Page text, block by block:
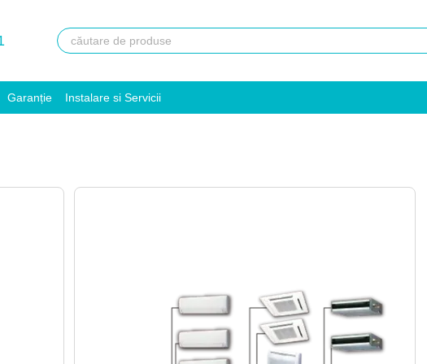
Garanție Instalare si Servicii